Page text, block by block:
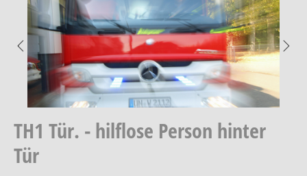
Previous
TH1 Tür. - hilflose Person hinter
Tür